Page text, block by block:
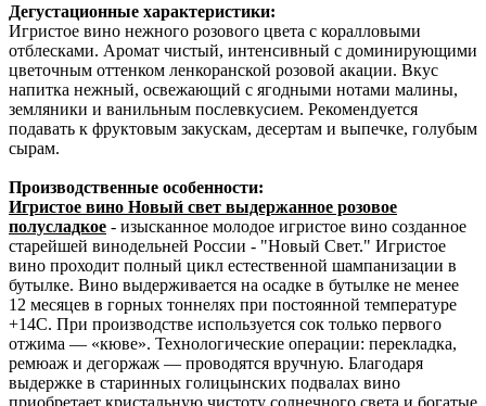
Дегустационные характеристики:
Игристое вино нежного розового цвета с коралловыми
отблесками. Аромат чистый, интенсивный с доминирующими
цветочным оттенком ленкоранской розовой акации. Вкус
напитка нежный, освежающий с ягодными нотами малины,
земляники и ванильным послевкусием. Рекомендуется
подавать к фруктовым закускам, десертам и выпечке, голубым
сырам.
Производственные особенности:
Игристое вино Новый свет выдержанное розовое
полусладкое - изысканное молодое игристое вино созданное
старейшей винодельней России - "Новый Свет." Игристое
вино проходит полный цикл естественной шампанизации в
бутылке. Вино выдерживается на осадке в бутылке не менее
12 месяцев в горных тоннелях при постоянной температуре
+14С. При производстве используется сок только первого
отжима — «кюве». Технологические операции: перекладка,
ремюаж и дегоржаж — проводятся вручную. Благодаря
выдержке в старинных голицынских подвалах вино
приобретает кристальную чистоту солнечного света и богатые